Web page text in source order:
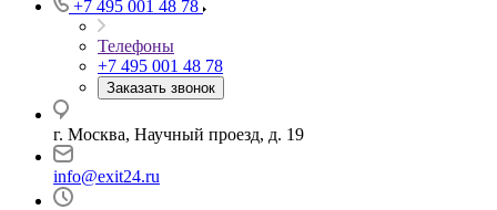
+7 495 001 48 78
Телефоны
+7 495 001 48 78
Заказать звонок
г. Москва, Научный проезд, д. 19
info@exit24.ru